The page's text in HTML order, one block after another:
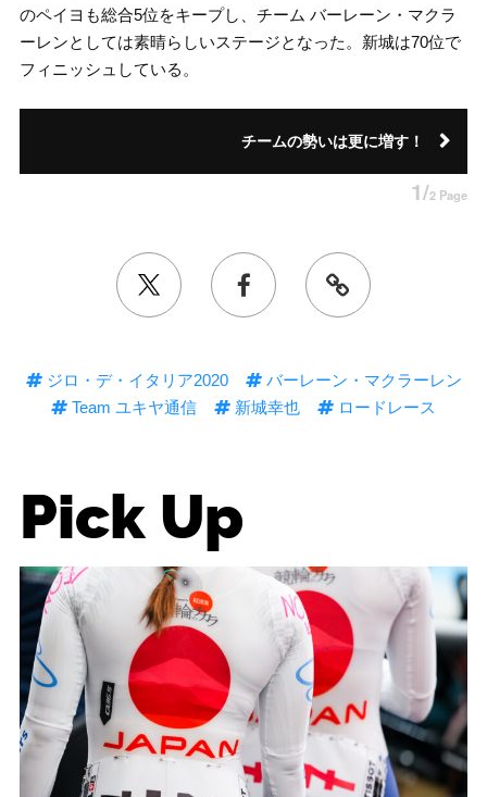
のペイヨも総合5位をキープし、チーム バーレーン・マクラ
ーレンとしては素晴らしいステージとなった。新城は70位で
フィニッシュしている。
チームの勢いは更に増す！
1/2 Page
ジロ・デ・イタリア2020
バーレーン・マクラーレン
Team ユキヤ通信
新城幸也 ロードレース
Pick Up